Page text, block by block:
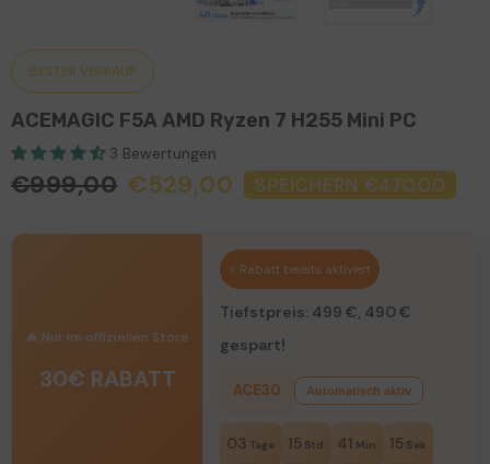
BESTER VERKAUF
ACEMAGIC F5A AMD Ryzen 7 H255 Mini PC
3 Bewertungen
€999,00 €529,00 SPEICHERN €470,00
🔥 Nur im offiziellen Store
30€ RABATT
⚡ Rabatt bereits aktiviert
Tiefstpreis: 499 €, 490 €
gespart!
ACE30 Automatisch aktiv
03 Tage 15 Std 41 Min 13 Sek